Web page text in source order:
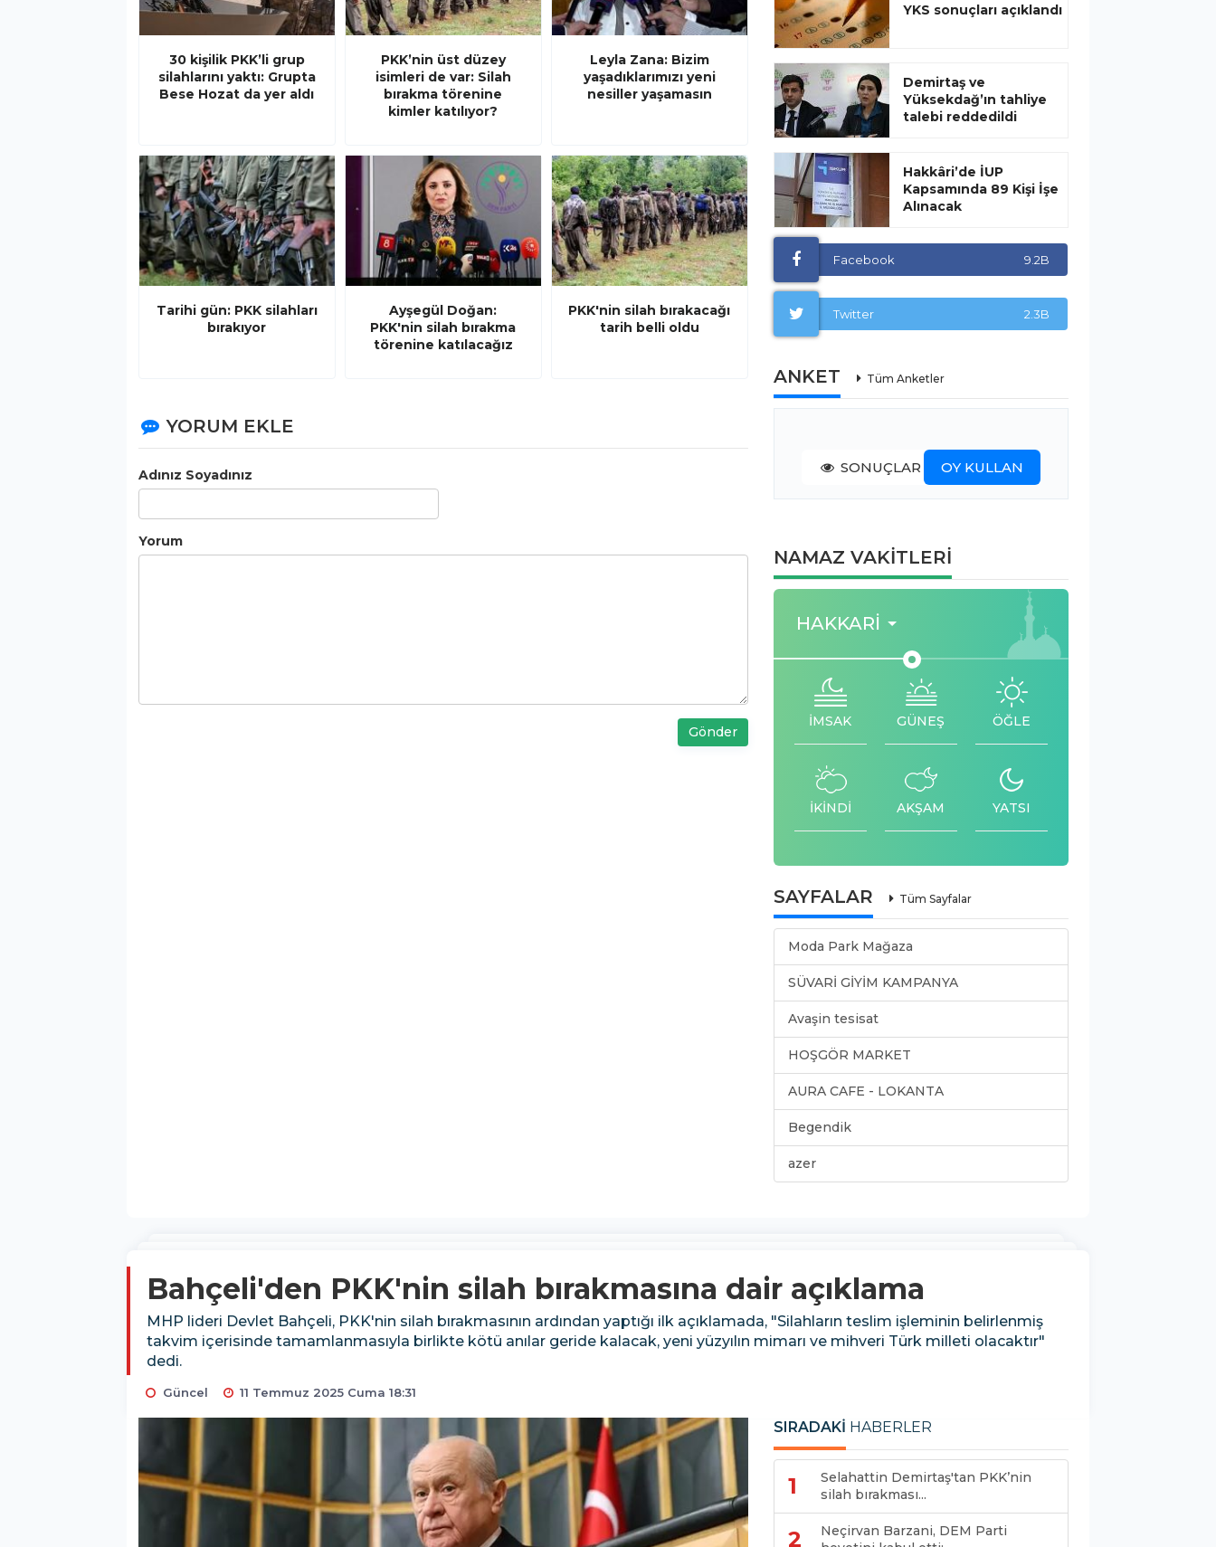
30 kişilik PKK’li grup
silahlarını yaktı: Grupta
Bese Hozat da yer aldı
PKK’nin üst düzey
isimleri de var: Silah
bırakma törenine
kimler katılıyor?
Leyla Zana: Bizim
yaşadıklarımızı yeni
nesiller yaşamasın
Tarihi gün: PKK silahları
bırakıyor
Ayşegül Doğan:
PKK'nin silah bırakma
törenine katılacağız
PKK'nin silah bırakacağı
tarih belli oldu
YORUM EKLE
Adınız Soyadınız
Yorum
Gönder
YKS sonuçları açıklandı
Demirtaş ve
Yüksekdağ’ın tahliye
talebi reddedildi
Hakkâri’de İUP
Kapsamında 89 Kişi İşe
Alınacak
Facebook 9.2B
Twitter 2.3B
ANKET Tüm Anketler
SONUÇLAR OY KULLAN
NAMAZ VAKİTLERİ
HAKKARI
İMSAK GÜNEŞ ÖĞLE
İKİNDİ AKŞAM YATSI
SAYFALAR Tüm Sayfalar
Moda Park Mağaza
SÜVARİ GİYİM KAMPANYA
Avaşin tesisat
HOŞGÖR MARKET
AURA CAFE - LOKANTA
Begendik
azer
Bahçeli'den PKK'nin silah bırakmasına dair açıklama
MHP lideri Devlet Bahçeli, PKK'nin silah bırakmasının ardından yaptığı ilk açıklamada, "Silahların teslim işleminin belirlenmiş
takvim içerisinde tamamlanmasıyla birlikte kötü anılar geride kalacak, yeni yüzyılın mimarı ve mihveri Türk milleti olacaktır"
dedi.
Güncel 11 Temmuz 2025 Cuma 18:31
SIRADAKİ HABERLER
1
Selahattin Demirtaş'tan PKK’nin
silah bırakması...
2
Neçirvan Barzani, DEM Parti